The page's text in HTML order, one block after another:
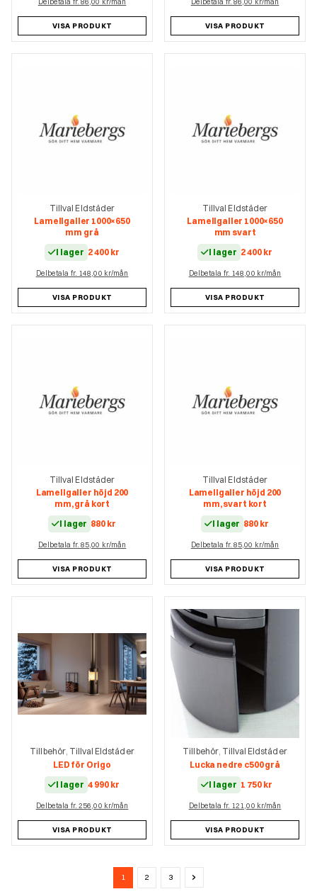
Delbetala fr. 86,00 kr/mån
VISA PRODUKT
Delbetala fr. 86,00 kr/mån
VISA PRODUKT
Tillval Eldstäder
Lamellgaller 1000×650
mm grå
I lager 2 400 kr
Delbetala fr. 148,00 kr/mån
VISA PRODUKT
Tillval Eldstäder
Lamellgaller 1000×650
mm svart
I lager 2 400 kr
Delbetala fr. 148,00 kr/mån
VISA PRODUKT
Tillval Eldstäder
Lamellgaller höjd 200
mm, grå kort
I lager 880 kr
Delbetala fr. 85,00 kr/mån
VISA PRODUKT
Tillval Eldstäder
Lamellgaller höjd 200
mm, svart kort
I lager 880 kr
Delbetala fr. 85,00 kr/mån
VISA PRODUKT
Tillbehör, Tillval Eldstäder
LED för Origo
I lager 4 990 kr
Delbetala fr. 256,00 kr/mån
VISA PRODUKT
Tillbehör, Tillval Eldstäder
Lucka nedre c500 grå
I lager 1 750 kr
Delbetala fr. 121,00 kr/mån
VISA PRODUKT
1 2 3